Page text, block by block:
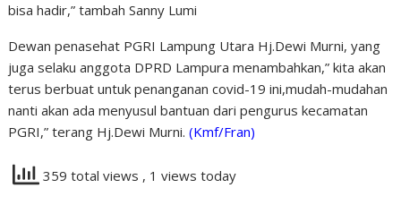
bisa hadir,” tambah Sanny Lumi
Dewan penasehat PGRI Lampung Utara Hj.Dewi Murni, yang
juga selaku anggota DPRD Lampura menambahkan,” kita akan
terus berbuat untuk penanganan covid-19 ini,mudah-mudahan
nanti akan ada menyusul bantuan dari pengurus kecamatan
PGRI,” terang Hj.Dewi Murni.(Kmf/Fran)
359 total views , 1 views today